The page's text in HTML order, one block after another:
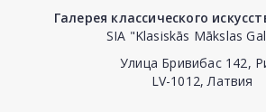
Галерея классического
SIA "Klasiskās Mākslas
Улица Бривибас 142,
LV-1012, Латвия